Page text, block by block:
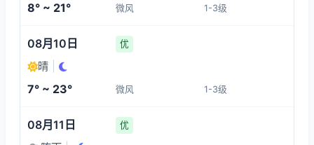
8° ~ 21° 微风 1-3级
08月10日 优
晴
7° ~ 23° 微风 1-3级
08月11日 优